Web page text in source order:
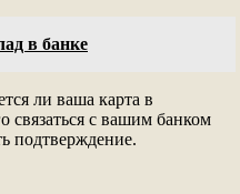
в банке
ли ваша карта в
связаться с вашим банком
подтверждение.